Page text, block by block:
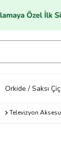
Orkide / Saksı
Televizyon